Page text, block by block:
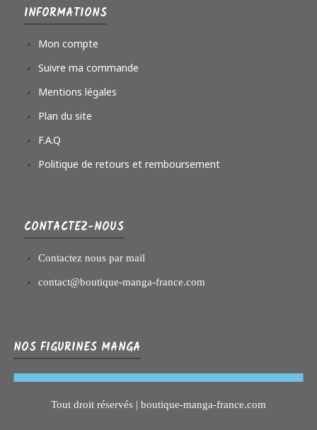
INFORMATIONS
Mon compte
Suivre ma commande
Mentions légales
Plan du site
F.A.Q
Politique de retours et remboursement
CONTACTEZ-NOUS
Contactez nous par mail
contact@boutique-manga-france.com
NOS FIGURINES MANGA
Tout droit réservés | boutique-manga-france.com